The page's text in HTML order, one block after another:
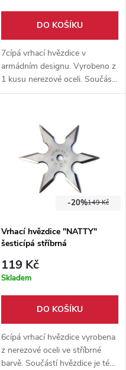
DO KOŠÍKU
7cípá vrhací hvězdice v
armádním designu. Vyrobeno z
1 kusu nerezové oceli. Součástí
hvězdice je nylonové pouzdro.
149 Kč
-20%
Vrhací hvězdice "NATTY"
šesticípá stříbrná
119 Kč
Skladem
DO KOŠÍKU
6cípá vrhací hvězdice vyrobena
z nerezové oceli ve stříbrné
barvě. Součástí hvězdice je též